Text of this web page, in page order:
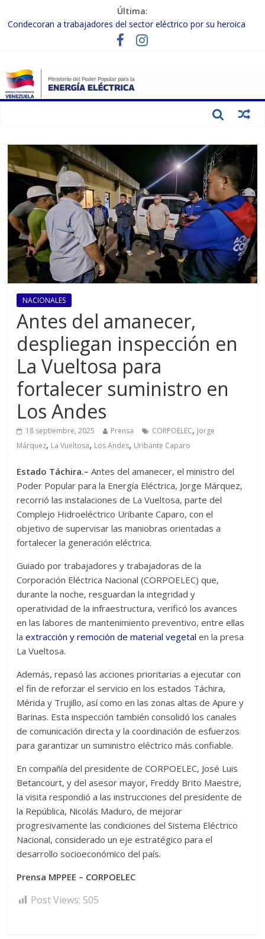
Última:
Condecoran a trabajadores del sector eléctrico por su heroica
labor tras el doble sismo del 24-J
Gobierno Nacional coordina acciones con el sector privado para
Inspeccionan trabajos de rehabilitación en instalaciones del SEN
en Carabobo
Gobierno Nacional activa plan preventivo para fortalecer el SEN
NACIONALES
Antes del amanecer,
despliegan inspección en
La Vueltosa para
fortalecer suministro en
Los Andes
18 septiembre, 2025 Prensa CORPOELEC, Jorge
Márquez, La Vueltosa, Los Andes, Uribante Caparo
Estado Táchira.– Antes del amanecer, el ministro del
Poder Popular para la Energía Eléctrica, Jorge Márquez,
recorrió las instalaciones de La Vueltosa, parte del
Complejo Hidroeléctrico Uribante Caparo, con el
objetivo de supervisar las maniobras orientadas a
fortalecer la generación eléctrica.
Guiado por trabajadores y trabajadoras de la
Corporación Eléctrica Nacional (CORPOELEC) que,
durante la noche, resguardan la integridad y
operatividad de la infraestructura, verificó los avances
en las labores de mantenimiento preventivo, entre ellas
laextracción y remoción de material vegetalen la presa
La Vueltosa.
Además, repasó las acciones prioritarias a ejecutar con
el fin de reforzar el servicio en los estados Táchira,
Mérida y Trujillo, así como en las zonas altas de Apure y
Barinas. Esta inspección también consolidó los canales
de comunicación directa y la coordinación de esfuerzos
para garantizar un suministro eléctrico más confiable.
En compañía del presidente de CORPOELEC, José Luis
Betancourt, y del asesor mayor, Freddy Brito Maestre,
la visita respondió a las instrucciones del presidente de
la República, Nicolás Maduro, de mejorar
progresivamente las condiciones del Sistema Eléctrico
Nacional, considerado un eje estratégico para el
desarrollo socioeconómico del país.
Prensa MPPEE – CORPOELEC
Post Views: 505